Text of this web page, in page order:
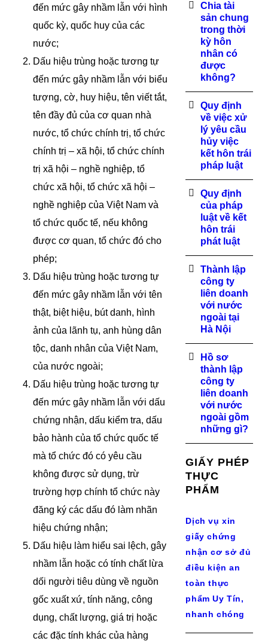
đến mức gây nhầm lẫn với hình
quốc kỳ, quốc huy của các
nước;
Dấu hiệu trùng hoặc tương tự
đến mức gây nhầm lẫn với biểu
tượng, cờ, huy hiệu, tên viết tắt,
tên đầy đủ của cơ quan nhà
nước, tổ chức chính trị, tổ chức
chính trị – xã hội, tổ chức chính
trị xã hội – nghề nghiệp, tổ
chức xã hội, tổ chức xã hội –
nghề nghiệp của Việt Nam và
tổ chức quốc tế, nếu không
được cơ quan, tổ chức đó cho
phép;
Dấu hiệu trùng hoặc tương tự
đến mức gây nhầm lẫn với tên
thật, biệt hiệu, bút danh, hình
ảnh của lãnh tụ, anh hùng dân
tộc, danh nhân của Việt Nam,
của nước ngoài;
Dấu hiệu trùng hoặc tương tự
đến mức gây nhầm lẫn với dấu
chứng nhận, dấu kiểm tra, dấu
bảo hành của tổ chức quốc tế
mà tổ chức đó có yêu cầu
không được sử dụng, trừ
trường hợp chính tổ chức này
đăng ký các dấu đó làm nhãn
hiệu chứng nhận;
Dấu hiệu làm hiểu sai lệch, gây
nhầm lẫn hoặc có tính chất lừa
dối người tiêu dùng về nguồn
gốc xuất xứ, tính năng, công
dụng, chất lượng, giá trị hoặc
các đặc tính khác của hàng
Chia tài
sản chung
trong thời
kỳ hôn
nhân có
được
không?
Quy định
về việc xử
lý yêu cầu
hủy việc
kết hôn trái
pháp luật
Quy định
của pháp
luật về kết
hôn trái
phát luật
Thành lập
công ty
liên doanh
với nước
ngoài tại
Hà Nội
Hồ sơ
thành lập
công ty
liên doanh
với nước
ngoài gồm
những gì?
GIẤY PHÉP
THỰC
PHẨM
Dịch vụ xin
giấy chứng
nhận cơ sở đủ
điều kiện an
toàn thực
phẩm Uy Tín,
nhanh chóng